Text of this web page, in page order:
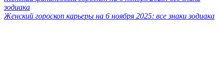
зодиака
Женский гороскоп карьеры на 6 ноября 2025: все знаки зодиака